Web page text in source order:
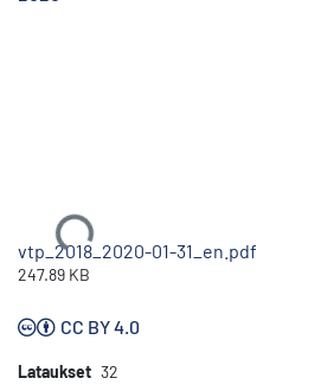
Ladataan...
vtp_2018_2020-01-31_en.pdf
247.89 KB
CC BY 4.0
Lataukset 32